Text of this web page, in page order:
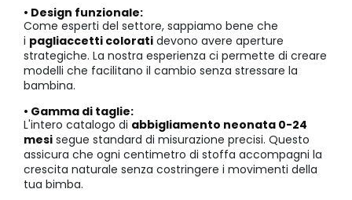
• Design funzionale:
Come esperti del settore, sappiamo bene che
i pagliaccetti colorati devono avere aperture
strategiche. La nostra esperienza ci permette di creare
modelli che facilitano il cambio senza stressare la
bambina.
• Gamma di taglie:
L'intero catalogo di abbigliamento neonata 0-24
mesi segue standard di misurazione precisi. Questo
assicura che ogni centimetro di stoffa accompagni la
crescita naturale senza costringere i movimenti della
tua bimba.